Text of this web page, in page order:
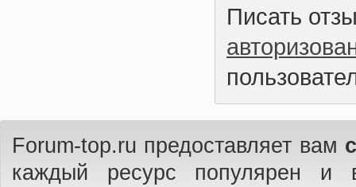
Писать
Forum-top.ru предоставляет вам
каждый ресурс популярен